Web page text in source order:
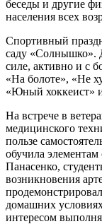
беседы и другие
населения всех
Спортивный
саду «Солнышко».
силе, активно и с
«На болоте», «Не
«Юный хоккеист»
На встрече в
медицинского
пользе
обучила
Панасенко,
возникновения
домашних
интересом